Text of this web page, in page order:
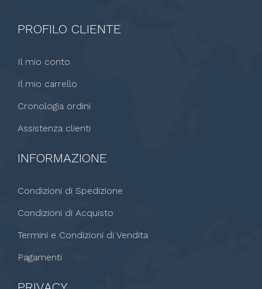
PROFILO CLIENTE
Il mio conto
Il mio carrello
Cronologia ordini
Assistenza clienti
INFORMAZIONE
Condizioni di Spedizione
Condizioni di Acquisto
Termini e Condizioni di Vendita
Pagamenti